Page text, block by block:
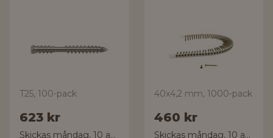
T25, 100-pack
623 kr
Skickas måndag, 10 aug.
40x4,2 mm, 1000-pack
460 kr
Skickas måndag, 10 aug.